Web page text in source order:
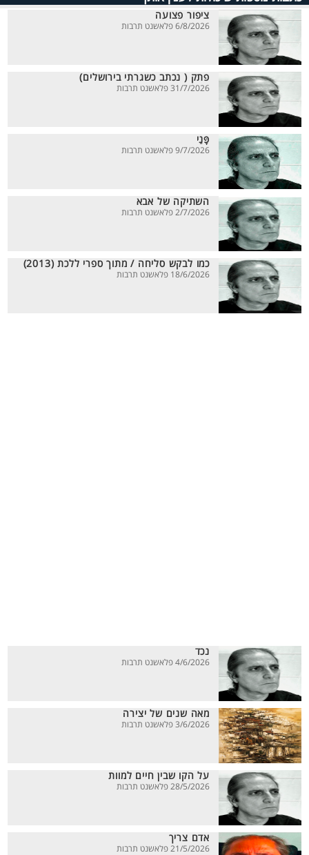
ציפור פצועה
6/8/2026 פלאשנט תרבות
פתק ( נכתב כשגרתי בירושלים)
31/7/2026 פלאשנט תרבות
פָּנַי
9/7/2026 פלאשנט תרבות
השתיקה של אבא
2/7/2026 פלאשנט תרבות
כמו לבקש סליחה / מתוך ספרי ללכת (2013)
18/6/2026 פלאשנט תרבות
נכד
4/6/2026 פלאשנט תרבות
מאה שנים של יצירה
3/6/2026 פלאשנט תרבות
על הקו שבין חיים למוות
28/5/2026 פלאשנט תרבות
אדם צריך
21/5/2026 פלאשנט תרבות